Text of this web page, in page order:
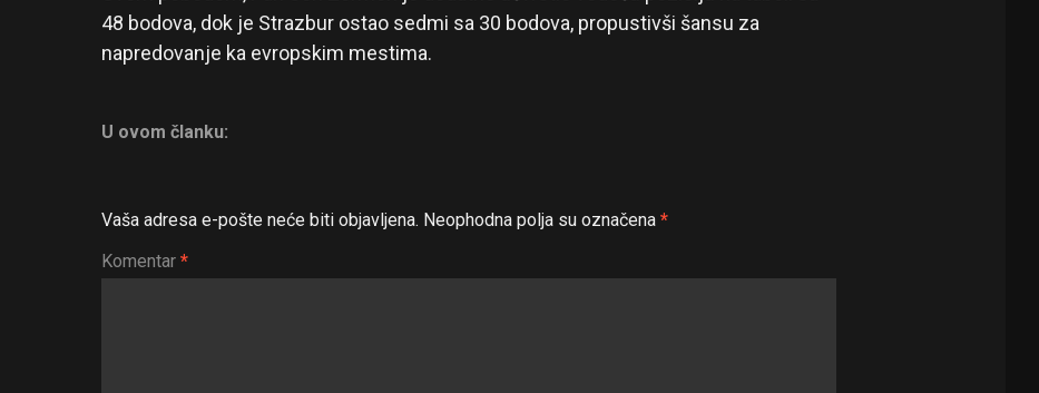
48 bodova, dok je Strazbur ostao sedmi sa 30 bodova, propustivši šansu za
napredovanje ka evropskim mestima.
U ovom članku:
Vaša adresa e-pošte neće biti objavljena. Neophodna polja su označena *
Komentar *